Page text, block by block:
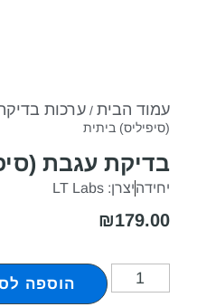
עמוד הבית / ערכות
(סיפיליס) ביתית
בדיקת עגבת
יחידהיצרן: LT Labs
₪179.00
הוספה